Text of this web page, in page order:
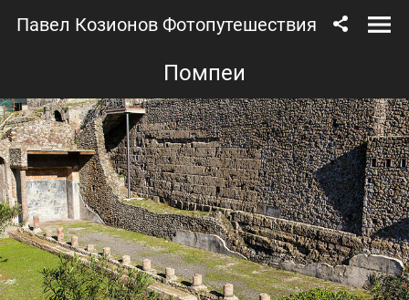
Павел Козионов Фотопутешествия
Помпеи